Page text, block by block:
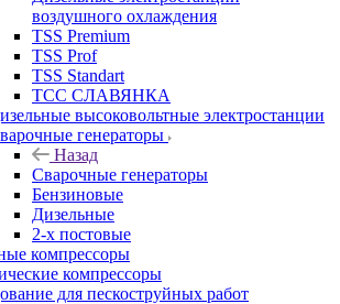
воздушного охлаждения
TSS Premium
TSS Prof
TSS Standart
ТСС СЛАВЯНКА
высоковольтные электростанции
генераторы
Назад
Сварочные генераторы
Бензиновые
Дизельные
2-х постовые
компрессоры
компрессоры
для пескоструйных работ